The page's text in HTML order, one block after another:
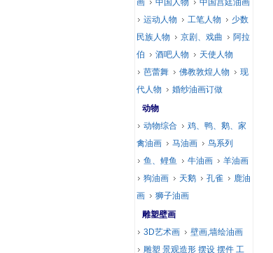
画
中国人物
中国宫廷油画
运动人物
工笔人物
少数
民族人物
京剧、戏曲
阿拉
伯
酒吧人物
天使人物
芭蕾舞
佛教敦煌人物
现
代人物
婚纱油画订做
动物
动物综合
鸡、鸭、鹅、家
禽油画
马油画
鸟系列
鱼、鲤鱼
牛油画
羊油画
狗油画
天鹅 孔雀
鹿油
画
狮子油画
雕塑壁画
3D艺术画
壁画,墙绘油画
雕塑 景观造形 摆设 摆件 工